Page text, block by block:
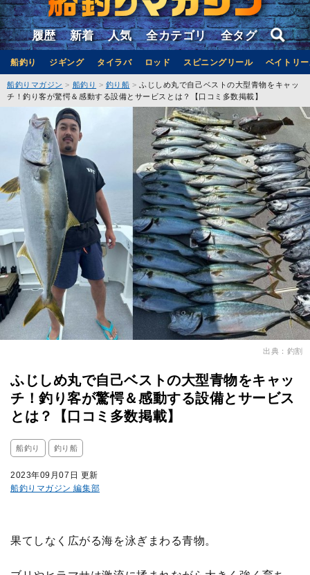
履歴 新着 人気 全カテゴリ 全タグ
船釣り ジギング タイラバ ロッド スピニングリール ベイトリ
船釣りマガジン 船釣り 釣り船
ふじしめ丸で自己ベストの大型青物をキャッ
チ！釣り客が驚愕＆感動する設備とサービスとは？【口コミ多数掲載】
出典：釣割
ふじしめ丸で自己ベストの大型青物をキャッ
チ！釣り客が驚愕＆感動する設備とサービス
とは？【口コミ多数掲載】
船釣り 釣り船
2023年09月07日 更新
船釣りマガジン 編集部
果てしなく広がる海を泳ぎまわる青物。